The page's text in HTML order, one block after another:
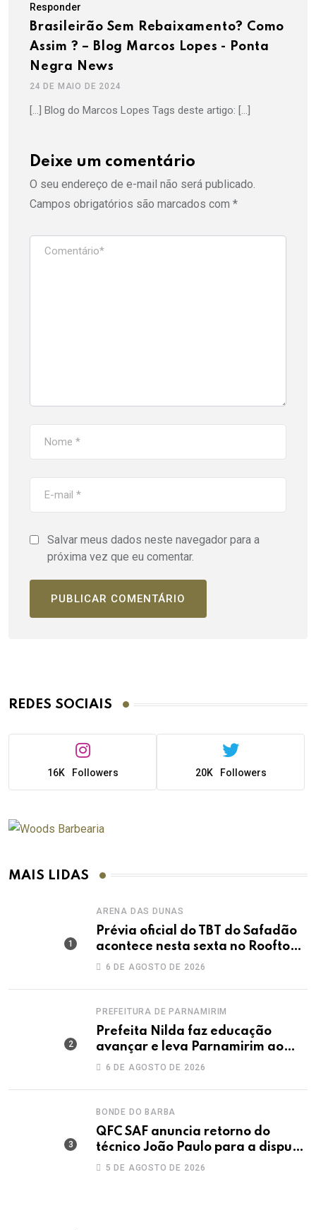
Responder
Brasileirão Sem Rebaixamento? Como
Assim ? – Blog Marcos Lopes - Ponta
Negra News
24 DE MAIO DE 2024
[…] Blog do Marcos Lopes Tags deste artigo: […]
Deixe um comentário
O seu endereço de e-mail não será publicado.
Campos obrigatórios são marcados com *
Salvar meus dados neste navegador para a
próxima vez que eu comentar.
REDES SOCIAIS
16K Followers 20K Followers
MAIS LIDAS
ARENA DAS DUNAS
Prévia oficial do TBT do Safadão
acontece nesta sexta no Rooftop
Dunas
6 DE AGOSTO DE 2026
PREFEITURA DE PARNAMIRIM
Prefeita Nilda faz educação
avançar e leva Parnamirim ao
maior IDEB da história dos anos
6 DE AGOSTO DE 2026
BONDE DO BARBA
QFC SAF anuncia retorno do
técnico João Paulo para a disputa
da elite do Campeonato Potiguar
5 DE AGOSTO DE 2026